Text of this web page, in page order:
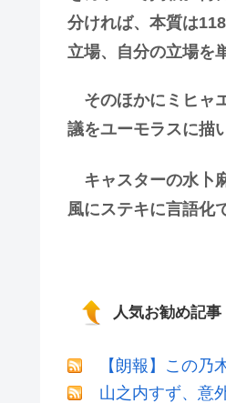
分ければ、本質は
立場、自分の立場を
そのほかにミヒャ
議をユーモラスに描
キャスターの水卜
風にステキに言語化
人気お勧め記事
【朗報】この
山之内すず、意